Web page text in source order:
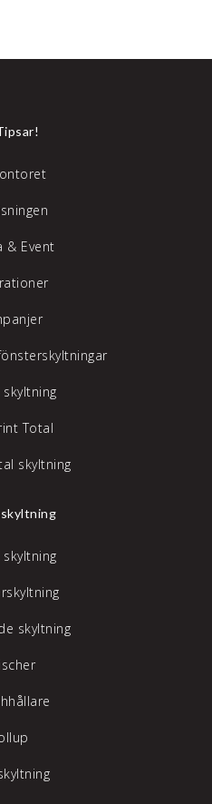
& Event
Total
skyltning
skyltning